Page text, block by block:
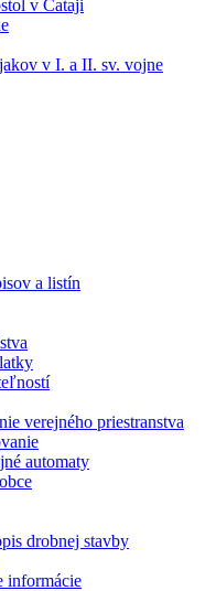
v Čataji
v I. a II. sv. vojne
a listín
verejného priestranstva
automaty
drobnej stavby
informácie